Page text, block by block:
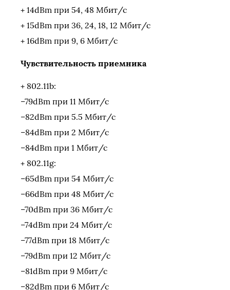
+ 14dBm при 54, 48 Мбит/с
+ 15dBm при 36, 24, 18, 12 Мбит/с
+ 16dBm при 9, 6 Мбит/с
Чувствительность приемника
+ 802.11b:
–79dBm при 11 Мбит/с
–82dBm при 5.5 Мбит/с
–84dBm при 2 Мбит/с
–84dBm при 1 Мбит/с
+ 802.11g:
–65dBm при 54 Мбит/с
–66dBm при 48 Мбит/с
–70dBm при 36 Мбит/с
–74dBm при 24 Мбит/с
–77dBm при 18 Мбит/с
–79dBm при 12 Мбит/с
–81dBm при 9 Мбит/с
–82dBm при 6 Мбит/с